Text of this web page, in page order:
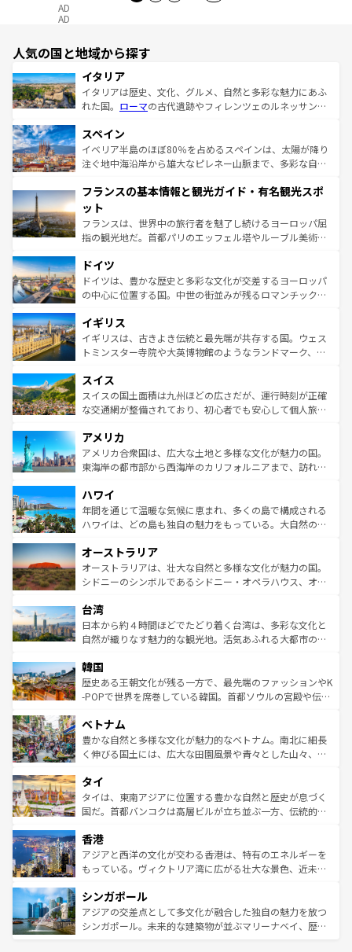
AD
AD
人気の国と地域から探す
イタリア
イタリアは歴史、文化、グルメ、自然と多彩な魅力にあふ
れた国。 ローマの古代遺跡やフィレンツェのルネッサンス
ろん、トスカーナの美しい田園風景やアマルフィ海岸の絶
景など、自然景観も見逃せない。観光の合間には、本場の
ピザやパスタなど、絶品のイタリア料理を堪能することも
ませてくれるイタリアで、忘れられない旅をしてみよう！
なお、新着のイタリア情報は
しい。
スペイン
イベリア半島のほぼ80％を占めるスペインは、太陽が降り
注ぐ地中海沿岸から雄大なピレネー山脈まで、多彩な自然
文化が根付くこの国では、情熱的なフラメンコ、熱気あふ
れる闘牛、そして美味しいタパスが生活の一部となってい
る。首都マドリードの洗練された雰囲気や、バルセロナの
アートに溢れた街角から、地方では古代ローマ遺跡や中世
せる。地方によって風土や気候が異なるスペインはその個
性で訪れる人を魅了する。 なお、新着のスペイン情報は コ
ンテンツ一覧を参照してほしい。
フランスの基本情報と観光ガイド・有名観光スポ
ット
フランスは、世界中の旅行者を魅了し続けるヨーロッパ屈
指の観光地だ。首都パリのエッフェル塔やルーブル美術館
で、幅広い魅力が詰まっている。華麗な宮殿、歴史的な大
聖堂、美しいビーチ、そして豊かな自然が、訪れる者を心
から魅了する。また、フランスは美食の国としても知ら
いる。シャンパンの発祥地であるランス、プロヴァンスの
香り高いラベンダー畑など、多彩な楽しみ方が可能だ。さ
らに、パリ以外の地域にも魅力が溢れており、どの街角に
れる地方に足を運ぶとそれぞれで全く異なる文化を体験で
きるだろう。 なお、新着のフランス情報はコンテンツ一覧
を参照してほしい。
ドイツ
ドイツは、豊かな歴史と多彩な文化が交差するヨーロッパ
の中心に位置する国。中世の街並みが残るロマンチック街
顔を持つこの国は、どこを歩いても飽きることがない。ベ
ルリンの文化的活気、バイエルン州のアルプスの絶景、そ
してライン川沿いのワイン畑といった風景は必見。ビール
は、お酒好きな人にはぜひ体験してほしい。 なお、新着の
ドイツ情報はコンテンツ一覧を参照してほしい。
イギリス
イギリスは、古きよき伝統と最先端が共存する国。ウェス
トミンスター寺院や大英博物館のようなランドマーク、歴
リアごとに異なる魅力がある。また、優雅なアフタヌーン
ティー、ビール好きにはたまらない英国パブ、サッカー観
戦など、本場だからこそできる体験も豊富。イギリスを旅
ンツ一覧を参照してほしい。
スイス
スイスの国土面積は九州ほどの広さだが、運行時刻が正確
な交通網が整備されており、初心者でも安心して個人旅行
の建物がそのまま残る町や、スイスならではのユニークな
博物館もあり、アルプス観光だけでなく町歩きも満喫する
ことができる。国民の所得が高いため物価も高いが、旅行
ば市内交通費無料で観光を楽しむこともできる。 なお、新
着のスイス情報はコンテンツ一覧 を参照してほしい。
アメリカ
アメリカ合衆国は、広大な土地と多様な文化が魅力の国。
東海岸の都市部から西海岸のカリフォルニアまで、訪れる
のような巨大都市は、観光、ショッピング、エンターテイ
ンメントが詰まった刺激的なスポットだ。一方、アメリカ
西部には大自然が広がり、グランドキャニオンやイエロー
部のニューオーリンズでは、音楽と美食が融合した独特の
文化が魅力。旅行者はアメリカの各地域で異なる魅力を楽
しみながら、その多様性と豊かな歴史を感じることができ
ならではの贅沢な旅のスタイルだ。 なお、新着のアメリカ
情報はコンテンツ一覧を参照してほしい。
ハワイ
年間を通じて温暖な気候に恵まれ、多くの島で構成される
ハワイは、どの島も独自の魅力をもっている。大自然の神
ワイ島は見逃せない。また、定番の観光地といえばオアフ
島だが、静かな自然を求めるならマウイ島やカウアイ島が
おすすめ。エメラルドグリーンに輝く海をはじめ、豊かな
れるおもてなしの心で訪れる人々を迎えてくれるハワイの
人々、おいしいローカルフードやハワイアンミュージッ
ク、伝統的なフラダンスなど、すべてがハワイの魅力を彩
ワイを、存分に味わってほしい。 なお、新着のハワイ情報
はコンテンツ一覧を参照してほしい。
オーストラリア
オーストラリアは、壮大な自然と多様な文化が魅力の国。
シドニーのシンボルであるシドニー・オペラハウス、オー
リアリーフや大陸中央部にそびえるウルル（エアーズロッ
ク）、タスマニアの美しい原生林やケアンズの熱帯雨林な
ど、見どころがたくさん。また、カフェやワイン、オージ
いる。アクティビティも充実しており、サーフィンやダイ
ビング、ハイキングなど、アウトドア好きにはたまらな
い。オーストラリアの多彩な魅力を存分に味わいつくそ
参照してほしい。
台湾
日本から約４時間ほどでたどり着く台湾は、多彩な文化と
自然が織りなす魅力的な観光地。活気あふれる大都市の台
ン）、静ひつな山岳地帯である台湾東部など、都市の喧騒
と山間の静けさが共存しており、訪れる人に新しい発見と
驚きをもたらしてくれる。また、奥深い台湾の食文化も魅
容にもいいと評判のスイーツなど、バラエティ豊かな料理
が味わえる。 なお、新着の台湾情報は コンテンツ一覧を参
照してほしい。
韓国
歴史ある王朝文化が残る一方で、最先端のファッションやK
-POPで世界を席巻している韓国。首都ソウルの宮殿や伝統
き、地方に足を延ばせば四季折々の自然美を楽しむことが
できる。そして、キムチや焼肉、絶品のストリートフード
まで、さまざまな韓国料理が待っている。夜には、韓国な
リティに包まれながら、韓国の多彩な魅力を心ゆくまで味
わってみてほしい。 なお、新着の韓国情報はコンテンツ一
覧を参照してほしい。
ベトナム
豊かな自然と多様な文化が魅力的なベトナム。南北に細長
く伸びる国土には、広大な田園風景や青々とした山々、世
急速な発展と共に伝統が息づく。ハノイの古い町並みやホ
ーチミン市のフランス統治時代の建物も、独特の雰囲気を
醸し出している。また、バラエティの豊かさとおいしさで
とつ。フォーやバインミー、ベトナムコーヒーなどは、ぜ
ひ現地で味わいたい。どの地域を訪れてもあたたかい人々
が旅行者を迎えてくれるので、きっと忘れられない旅にな
参照してほしい。
タイ
タイは、東南アジアに位置する豊かな自然と歴史が息づく
国だ。首都バンコクは高層ビルが立ち並ぶ一方、伝統的な
の活気が交差している。北部ではチェンマイなどの山岳地
帯で自然と触れ合い、南部ではプーケットやクラビの美し
いビーチでリゾート気分を楽しむことができる。タイ料理
激する。気候は一年中温暖で、どの季節にも異なる楽しみ
が待っている。親しみやすいタイの人々、仏教を中心とし
た文化、そして多様な観光資源が、訪れる旅人を魅了し続
香港
アジアと西洋の文化が交わる香港は、特有のエネルギーを
もっている。ヴィクトリア湾に広がる壮大な景色、近未来
み、どこを訪れても感動するはず。観光スポットが密集し
ており、効率よく見どころを回れるのも魅力。息をのむよ
うな絶景から文化的な体験まで、香港を存分に楽しみ尽く
シンガポール
アジアの交差点として多文化が融合した独自の魅力を放つ
シンガポール。未来的な建築物が並ぶマリーナベイ、歴史